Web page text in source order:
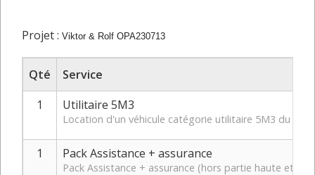
Projet : Viktor & Rolf OPA230713
Qté
Service
1
Utilitaire 5M3
Location d'un véhicule catégorie utilitaire 5M3 du 11/
1 Pack Assistance + assurance
Pack Assistance + assurance (hors partie haute et